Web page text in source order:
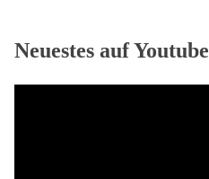
Neuestes auf Youtube